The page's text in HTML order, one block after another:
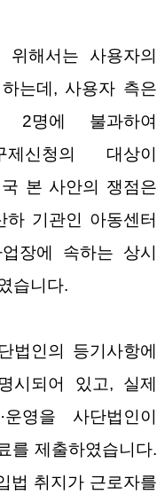
해서는 사용자의
는데, 사용자 측은
2명에 불과하여
신청의 대상이
국 본 사안의 쟁점은
기관인 아동센터
장에 속하는 상시
습니다.
법인의 등기사항에
시되어 있고, 실제
영을 사단법인이
를 제출하였습니다.
법 취지가 근로자를